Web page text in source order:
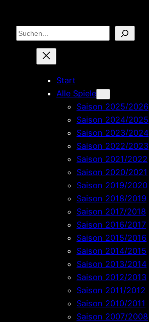
Inhalt
springen
Suchen
Start
Alle Spiele
Saison 2025/2026
Saison 2024/2025
Saison 2023/2024
Saison 2022/2023
Saison 2021/2022
Saison 2020/2021
Saison 2019/2020
Saison 2018/2019
Saison 2017/2018
Saison 2016/2017
Saison 2015/2016
Saison 2014/2015
Saison 2013/2014
Saison 2012/2013
Saison 2011/2012
Saison 2010/2011
Saison 2007/2008